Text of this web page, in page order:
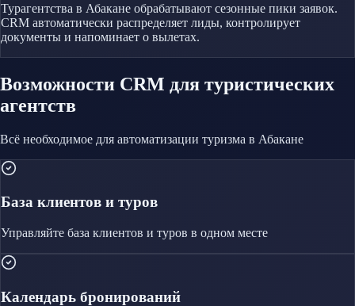
Турагентства в Абакане обрабатывают сезонные пики заявок.
CRM автоматически распределяет лиды, контролирует
документы и напоминает о вылетах.
Возможности CRM для туристических
агентств
Всё необходимое для автоматизации туризма в Абакане
База клиентов и туров
Управляйте база клиентов и туров в одном месте
Календарь бронирований